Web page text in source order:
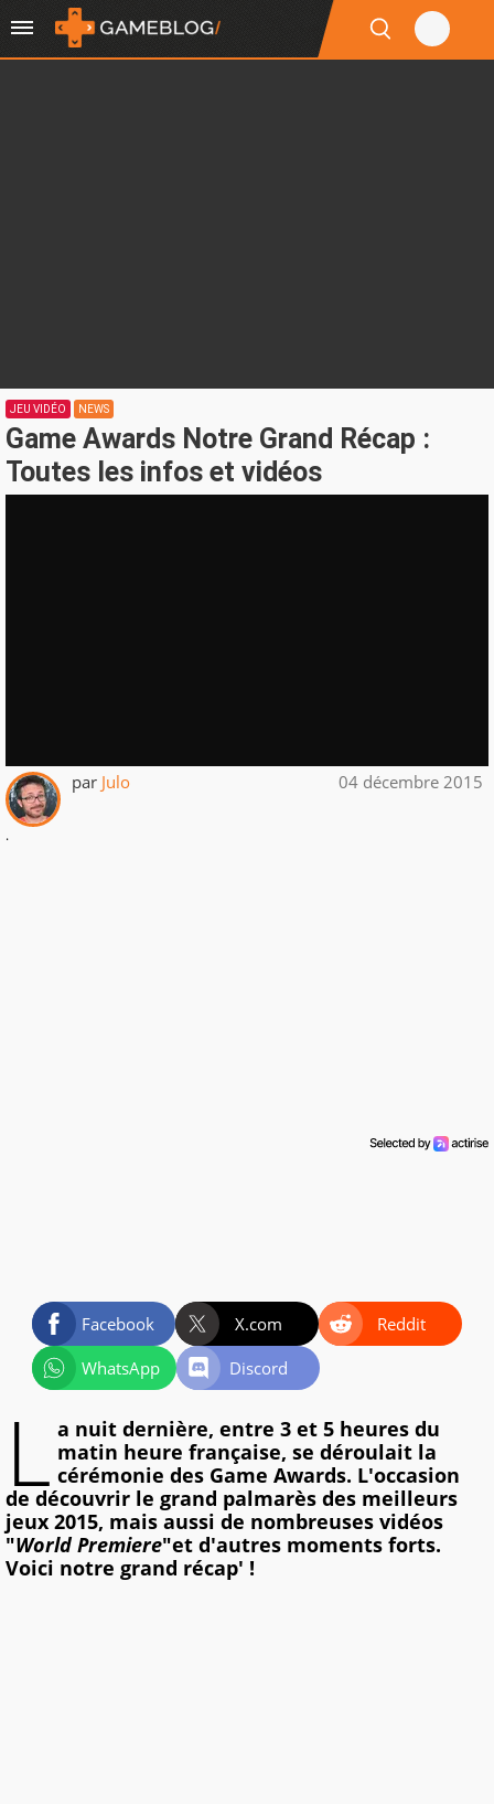
JEU VIDÉO NEWS
Game Awards Notre Grand Récap :
Toutes les infos et vidéos
par Julo 04 décembre 2015
.
Facebook X.com
Reddit
WhatsApp
Discord
L a nuit dernière, entre 3 et 5 heures du
matin heure française, se déroulait la
cérémonie des Game Awards. L'occasion
de découvrir le grand palmarès des meilleurs
jeux 2015, mais aussi de nombreuses vidéos
"World Premiere"et d'autres moments forts.
Voici notre grand récap' !